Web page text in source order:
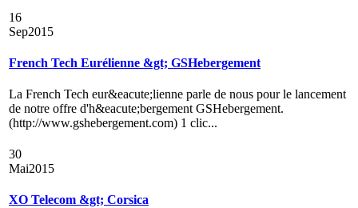
16
Sep2015
French Tech Eurélienne &gt; GSHebergement
La French Tech eur&eacute;lienne parle de nous pour le lancement
de notre offre d'h&eacute;bergement GSHebergement.
(http://www.gshebergement.com) 1 clic...
30
Mai2015
XO Telecom &gt; Corsica